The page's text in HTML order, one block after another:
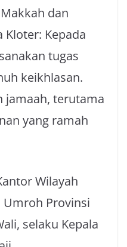
dan
Kloter: Kepada
tugas
keikhlasan.
jamaah, terutama
yang ramah
Wilayah
Umroh Provinsi
selaku Kepala